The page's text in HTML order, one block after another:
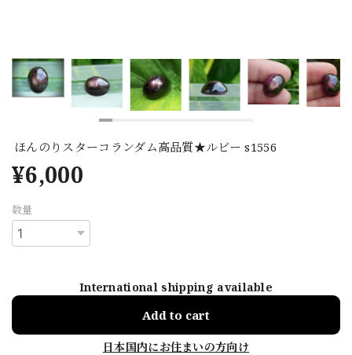
ほんのりスターコランダム高品質★ルビー s1556
¥6,000
数量
International shipping available
Add to cart
日本国内にお住まいの方向け